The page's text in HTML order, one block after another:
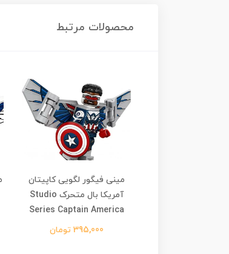
محصولات مرتبط
مینی فیگور لگویی کاپیتان
آمریکا بال متحرک Studio
Series Captain America
395,000 تومان